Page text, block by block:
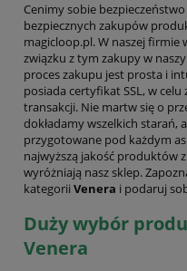
Cenimy sobie
bezpiecznych zakupów
magicloop.pl. W naszej firmie
związku z tym zakupy w
proces zakupu jest prosta i
posiada certyfikat SSL, w
transakcji. Nie martw się o
dokładamy wszelkich starań,
przygotowane pod każdym
najwyższą jakość produktów
wyróżniają nasz sklep.
kategorii Venera i podaruj
Duży wybór
Venera